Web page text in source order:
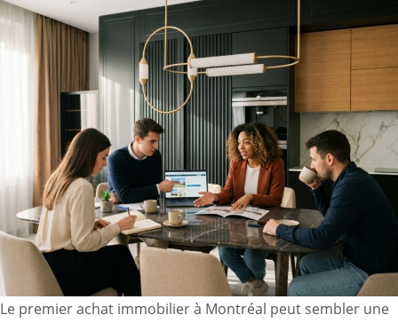
Le premier achat immobilier à Montréal peut sembler une